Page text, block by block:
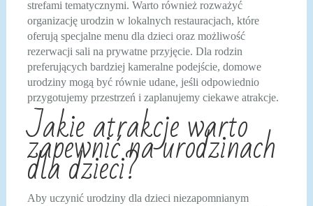
strefami tematycznymi. Warto również rozważyć
organizację urodzin w lokalnych restauracjach, które
oferują specjalne menu dla dzieci oraz możliwość
rezerwacji sali na prywatne przyjęcie. Dla rodzin
preferujących bardziej kameralne podejście, domowe
urodziny mogą być równie udane, jeśli odpowiednio
przygotujemy przestrzeń i zaplanujemy ciekawe atrakcje.
Jakie atrakcje warto
zapewnić na urodzinach
dla dzieci?
Aby uczynić urodziny dla dzieci niezapomnianym